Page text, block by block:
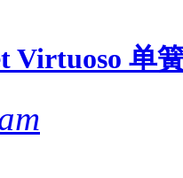
Virtuoso 单